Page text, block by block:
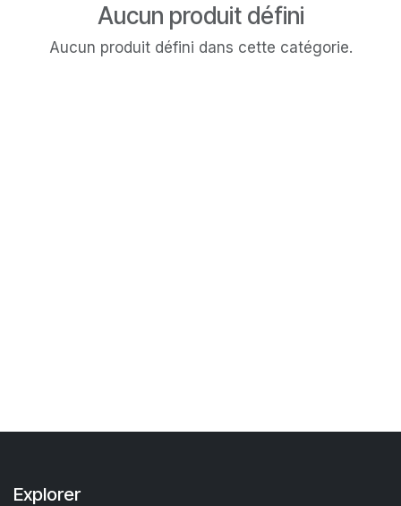
Aucun produit défini
Aucun produit défini dans cette catégorie.
Explorer